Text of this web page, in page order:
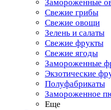
Замороженные
Свежие грибы
Свежие овощи
Зелень и салаты
Свежие фрукты
Свежие ягоды
Замороженные
Экзотические
Полуфабрикаты
Замороженное
Еще